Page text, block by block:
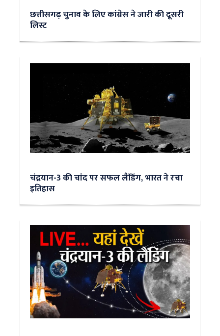
छत्तीसगढ़ चुनाव के लिए कांग्रेस ने जारी की दूसरी
लिस्ट
चंद्रयान-3 की चांद पर सफल लैंडिंग, भारत ने रचा
इतिहास